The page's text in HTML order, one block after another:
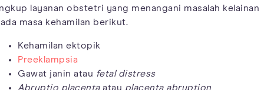
layanan obstetri yang menangani masalah kelainan
masa kehamilan berikut.
Kehamilan ektopik
Preeklampsia
Gawat janin atau fetal distress
Abruptio placenta atau placenta abruption